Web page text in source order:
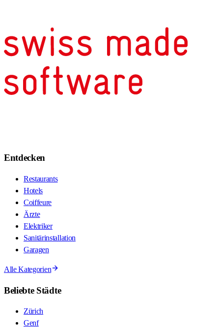
Entdecken
Restaurants
Hotels
Coiffeure
Ärzte
Elektriker
Sanitärinstallation
Garagen
Alle Kategorien
Beliebte Städte
Zürich
Genf